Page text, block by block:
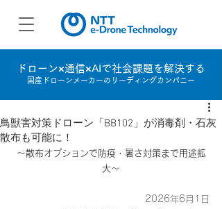
ドローン×通信×AIで社会課題を解決する
国産ドローンメーカーのリーディングカンパニー
鳥獣害対策ドローン「BB102」が消毒剤・石灰
散布も可能に！
～散布オプションで防疫・暑さ対策まで用途拡
大～
2026年6月1日